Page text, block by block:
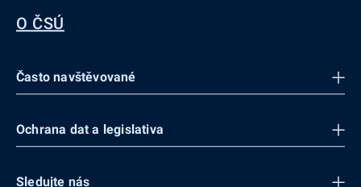
O ČSÚ
Často navštěvované
Ochrana dat a legislativa
Sledujte nás